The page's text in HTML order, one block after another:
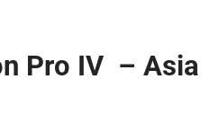
Pro IV – Asia